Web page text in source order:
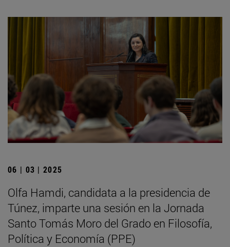
06 | 03 | 2025
Olfa Hamdi, candidata a la presidencia de
Túnez, imparte una sesión en la Jornada
Santo Tomás Moro del Grado en Filosofía,
Política y Economía (PPE)